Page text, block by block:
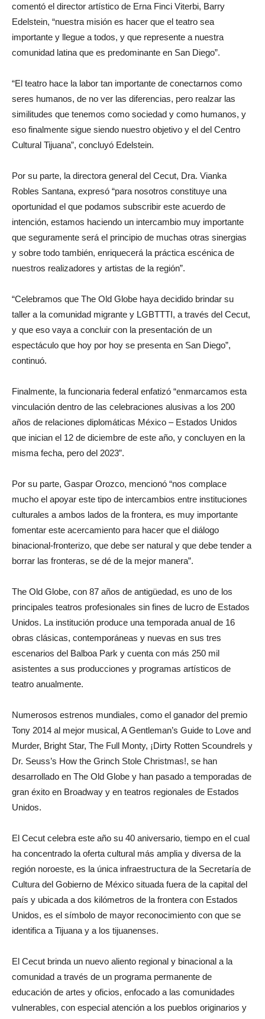
comentó el director artístico de Erna Finci Viterbi, Barry
Edelstein, “nuestra misión es hacer que el teatro sea
importante y llegue a todos, y que represente a nuestra
comunidad latina que es predominante en San Diego”.
“El teatro hace la labor tan importante de conectarnos como
seres humanos, de no ver las diferencias, pero realzar las
similitudes que tenemos como sociedad y como humanos, y
eso finalmente sigue siendo nuestro objetivo y el del Centro
Cultural Tijuana”, concluyó Edelstein.
Por su parte, la directora general del Cecut, Dra. Vianka
Robles Santana, expresó “para nosotros constituye una
oportunidad el que podamos subscribir este acuerdo de
intención, estamos haciendo un intercambio muy importante
que seguramente será el principio de muchas otras sinergias
y sobre todo también, enriquecerá la práctica escénica de
nuestros realizadores y artistas de la región”.
“Celebramos que The Old Globe haya decidido brindar su
taller a la comunidad migrante y LGBTTTI, a través del Cecut,
y que eso vaya a concluir con la presentación de un
espectáculo que hoy por hoy se presenta en San Diego”,
continuó.
Finalmente, la funcionaria federal enfatizó “enmarcamos esta
vinculación dentro de las celebraciones alusivas a los 200
años de relaciones diplomáticas México – Estados Unidos
que inician el 12 de diciembre de este año, y concluyen en la
misma fecha, pero del 2023”.
Por su parte, Gaspar Orozco, mencionó “nos complace
mucho el apoyar este tipo de intercambios entre instituciones
culturales a ambos lados de la frontera, es muy importante
fomentar este acercamiento para hacer que el diálogo
binacional-fronterizo, que debe ser natural y que debe tender a
borrar las fronteras, se dé de la mejor manera”.
The Old Globe, con 87 años de antigüedad, es uno de los
principales teatros profesionales sin fines de lucro de Estados
Unidos. La institución produce una temporada anual de 16
obras clásicas, contemporáneas y nuevas en sus tres
escenarios del Balboa Park y cuenta con más 250 mil
asistentes a sus producciones y programas artísticos de
teatro anualmente.
Numerosos estrenos mundiales, como el ganador del premio
Tony 2014 al mejor musical, A Gentleman’s Guide to Love and
Murder, Bright Star, The Full Monty, ¡Dirty Rotten Scoundrels y
Dr. Seuss’s How the Grinch Stole Christmas!, se han
desarrollado en The Old Globe y han pasado a temporadas de
gran éxito en Broadway y en teatros regionales de Estados
Unidos.
El Cecut celebra este año su 40 aniversario, tiempo en el cual
ha concentrado la oferta cultural más amplia y diversa de la
región noroeste, es la única infraestructura de la Secretaría de
Cultura del Gobierno de México situada fuera de la capital del
país y ubicada a dos kilómetros de la frontera con Estados
Unidos, es el símbolo de mayor reconocimiento con que se
identifica a Tijuana y a los tijuanenses.
El Cecut brinda un nuevo aliento regional y binacional a la
comunidad a través de un programa permanente de
educación de artes y oficios, enfocado a las comunidades
vulnerables, con especial atención a los pueblos originarios y